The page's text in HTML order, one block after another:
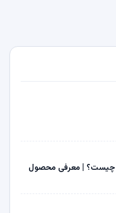
چیست؟ | معرفی محصول